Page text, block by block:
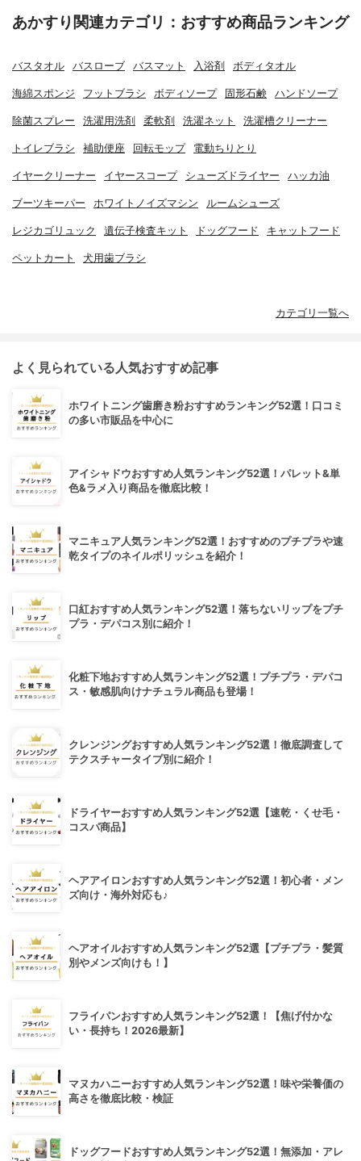
あかすり関連カテゴリ：おすすめ商品ランキング
バスタオル バスローブ バスマット 入浴剤 ボディタオル
海綿スポンジ フットブラシ ボディソープ 固形石鹸 ハンドソープ
除菌スプレー 洗濯用洗剤 柔軟剤 洗濯ネット 洗濯槽クリーナー
トイレブラシ 補助便座 回転モップ 電動ちりとり
イヤークリーナー イヤースコープ シューズドライヤー ハッカ油
ブーツキーパー ホワイトノイズマシン ルームシューズ
レジカゴリュック 遺伝子検査キット ドッグフード キャットフード
ペットカート 犬用歯ブラシ
カテゴリ一覧へ
よく見られている人気おすすめ記事
ホワイトニング歯磨き粉おすすめランキング52選！口コミ
の多い市販品を中心に
アイシャドウおすすめ人気ランキング52選！パレット&単
色&ラメ入り商品を徹底比較！
マニキュア人気ランキング52選！おすすめのプチプラや速
乾タイプのネイルポリッシュを紹介！
口紅おすすめ人気ランキング52選！落ちないリップをプチ
プラ・デパコス別に紹介！
化粧下地おすすめ人気ランキング52選！プチプラ・デパコ
ス・敏感肌向けナチュラル商品も登場！
クレンジングおすすめ人気ランキング52選！徹底調査して
テクスチャータイプ別に紹介！
ドライヤーおすすめ人気ランキング52選【速乾・くせ毛・
コスパ商品】
ヘアアイロンおすすめ人気ランキング52選！初心者・メン
ズ向け・海外対応も♪
ヘアオイルおすすめ人気ランキング52選【プチプラ・髪質
別やメンズ向けも！】
フライパンおすすめ人気ランキング52選！【焦げ付かな
い・長持ち！2026最新】
マヌカハニーおすすめ人気ランキング52選！味や栄養価の
高さを徹底比較・検証
ドッグフードおすすめ人気ランキング52選！無添加・アレ